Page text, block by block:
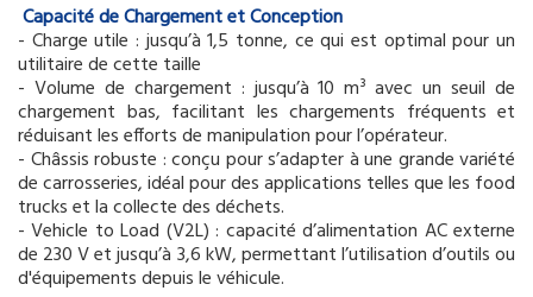
Capacité de Chargement et Conception
- Charge utile : jusqu’à 1,5 tonne, ce qui est optimal pour un
utilitaire de cette taille
- Volume de chargement : jusqu’à 10 m³ avec un seuil de
chargement bas, facilitant les chargements fréquents et
réduisant les efforts de manipulation pour l’opérateur.
- Châssis robuste : conçu pour s’adapter à une grande variété
de carrosseries, idéal pour des applications telles que les food
trucks et la collecte des déchets.
- Vehicle to Load (V2L) : capacité d’alimentation AC externe
de 230 V et jusqu’à 3,6 kW, permettant l’utilisation d’outils ou
d'équipements depuis le véhicule.